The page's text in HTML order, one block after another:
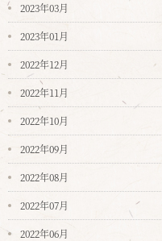
2023年03月
2023年01月
2022年12月
2022年11月
2022年10月
2022年09月
2022年08月
2022年07月
2022年06月